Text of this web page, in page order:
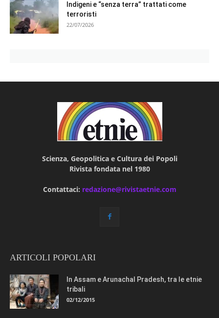
Indigeni e “senza terra” trattati come
terroristi
22/07/2026
Scienza, Geopolitica e Cultura dei Popoli
Rivista fondata nel 1980
Contattaci: redazione@rivistaetnie.com
ARTICOLI POPOLARI
In Assam e Arunachal Pradesh, tra le etnie
tribali
02/12/2015